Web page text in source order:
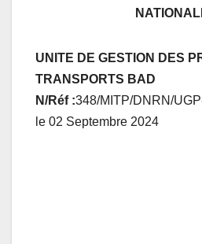
UNITE DE GESTION DES
TRANSPORTS BAD
N/Réf :348/MITP/DNRN/
le 02 Septembre 2024